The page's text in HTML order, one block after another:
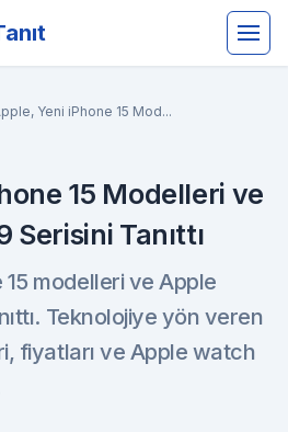
Yeni iPhone 15 Mod...
15 Modelleri ve
Tanıttı
modelleri ve Apple
Teknolojiye yön veren
fiyatları ve Apple watch